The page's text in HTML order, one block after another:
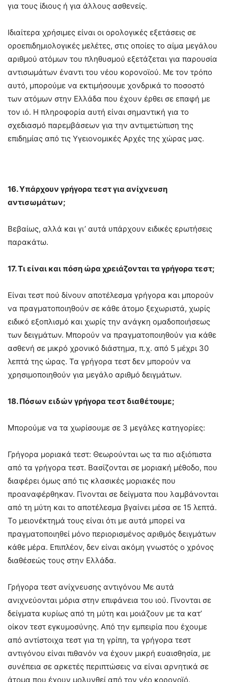
για τους ίδιους ή για άλλους ασθενείς.
Ιδιαίτερα χρήσιμες είναι οι ορολογικές εξετάσεις σε
οροεπιδημιολογικές μελέτες, στις οποίες το αίμα μεγάλου
αριθμού ατόμων του πληθυσμού εξετάζεται για παρουσία
αντισωμάτων έναντι του νέου κορονοϊού. Με τον τρόπο
αυτό, μπορούμε να εκτιμήσουμε χονδρικά το ποσοστό
των ατόμων στην Ελλάδα που έχουν έρθει σε επαφή με
τον ιό. Η πληροφορία αυτή είναι σημαντική για το
σχεδιασμό παρεμβάσεων για την αντιμετώπιση της
επιδημίας από τις Υγειονομικές Αρχές της χώρας μας.
16. Υπάρχουν γρήγορα τεστ για ανίχνευση
αντισωμάτων;
Βεβαίως, αλλά και γι’ αυτά υπάρχουν ειδικές ερωτήσεις
παρακάτω.
17. Τι είναι και πόση ώρα χρειάζονται τα γρήγορα τεστ;
Είναι τεστ πού δίνουν αποτέλεσμα γρήγορα και μπορούν
να πραγματοποιηθούν σε κάθε άτομο ξεχωριστά, χωρίς
ειδικό εξοπλισμό και χωρίς την ανάγκη ομαδοποιήσεως
των δειγμάτων. Μπορούν να πραγματοποιηθούν για κάθε
ασθενή σε μικρό χρονικό διάστημα, π.χ. από 5 μέχρι 30
λεπτά της ώρας. Τα γρήγορα τεστ δεν μπορούν να
χρησιμοποιηθούν για μεγάλο αριθμό δειγμάτων.
18. Πόσων ειδών γρήγορα τεστ διαθέτουμε;
Μπορούμε να τα χωρίσουμε σε 3 μεγάλες κατηγορίες:
Γρήγορα μοριακά τεστ: Θεωρούνται ως τα πιο αξιόπιστα
από τα γρήγορα τεστ. Βασίζονται σε μοριακή μέθοδο, που
διαφέρει όμως από τις κλασικές μοριακές που
προαναφέρθηκαν. Γίνονται σε δείγματα που λαμβάνονται
από τη μύτη και το αποτέλεσμα βγαίνει μέσα σε 15 λεπτά.
Το μειονέκτημά τους είναι ότι με αυτά μπορεί να
πραγματοποιηθεί μόνο περιορισμένος αριθμός δειγμάτων
κάθε μέρα. Επιπλέον, δεν είναι ακόμη γνωστός ο χρόνος
διαθέσεώς τους στην Ελλάδα.
Γρήγορα τεστ ανίχνευσης αντιγόνου Με αυτά
ανιχνεύονται μόρια στην επιφάνεια του ιού. Γίνονται σε
δείγματα κυρίως από τη μύτη και μοιάζουν με τα κατ’
οίκον τεστ εγκυμοσύνης. Από την εμπειρία που έχουμε
από αντίστοιχα τεστ για τη γρίπη, τα γρήγορα τεστ
αντιγόνου είναι πιθανόν να έχουν μικρή ευαισθησία, με
συνέπεια σε αρκετές περιπτώσεις να είναι αρνητικά σε
άτομα που έχουν μολυνθεί από τον νέο κορονοϊό.